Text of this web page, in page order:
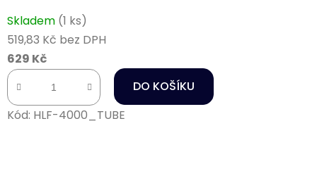
Skladem (1 ks)
519,83 Kč bez DPH
629 Kč
DO KOŠÍKU
Kód: HLF-4000_TUBE